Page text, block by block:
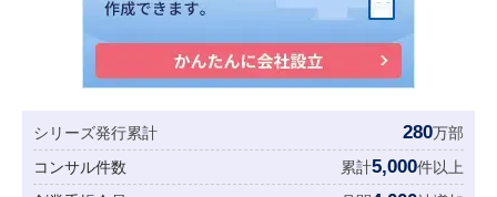
シリーズ発行累計 280万部
コンサル件数
累計5,000件以上